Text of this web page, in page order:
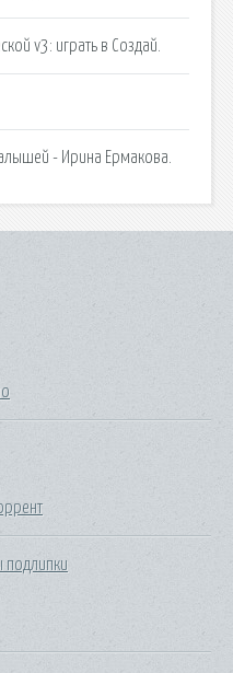
v3: играть в Создай.
- Ирина Ермакова.
подлипки